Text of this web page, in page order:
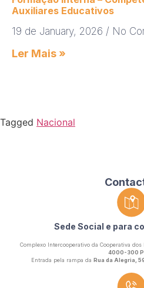
Auxiliares Educativos
19 de January, 2026
No
Ler Mais »
Tagged Nacional
Sede Social e para
Complexo Intercooperativo da Cooperativa dos
4000-300
Entrada pela rampa da Rua da Alegria,